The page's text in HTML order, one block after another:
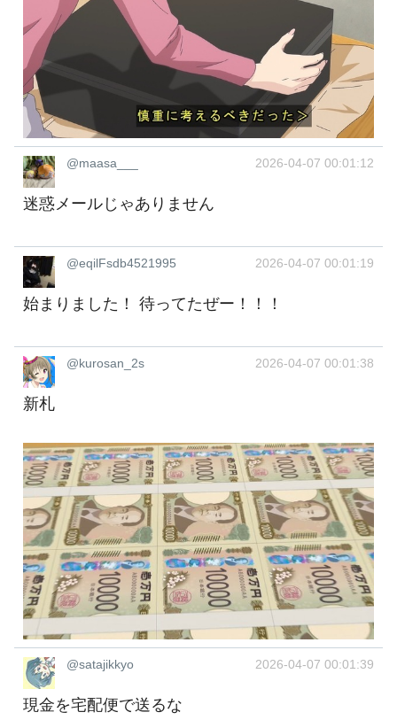
@maasa___ 2026-04-07 00:01:12
迷惑メールじゃありません
@eqilFsdb4521995 2026-04-07 00:01:19
始まりました！ 待ってたぜー！！！
@kurosan_2s 2026-04-07 00:01:38
新札
@satajikkyo 2026-04-07 00:01:39
現金を宅配便で送るな